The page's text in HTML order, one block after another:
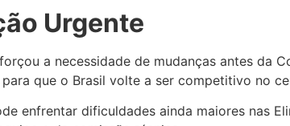
Urgente
a necessidade de mudanças antes da
que o Brasil volte a ser competitivo no
enfrentar dificuldades ainda maiores nas